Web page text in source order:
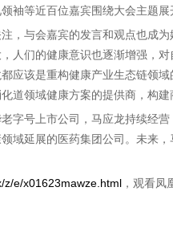
袖等近百位嘉宾围绕大会主题
，与会嘉宾的发言和观点也成
人们的健康意识也逐渐增强，
应该是重构健康产业生态链领
道领域健康方案的提供商，构
字号上市公司，马应龙持续经
域延展的医药集团公司。未来
z/e/x01623mawze.html ，观看凤